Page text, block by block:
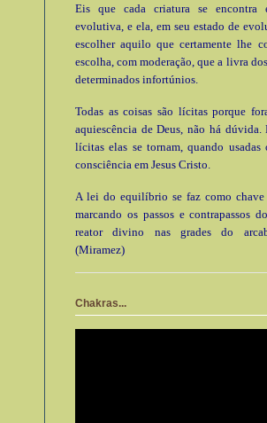
Eis que cada criatura se encontra
evolutiva, e ela, em seu estado de
escolher aquilo que certamente lhe
escolha, com moderação, que a livra
determinados infortúnios.
Todas as coisas são lícitas porque
aquiescência de Deus, não há dúvida.
lícitas elas se tornam, quando usadas
consciência em Jesus Cristo.
A lei do equilíbrio se faz como chave
marcando os passos e contrapassos
reator divino nas grades do
(Miramez)
Chakras...